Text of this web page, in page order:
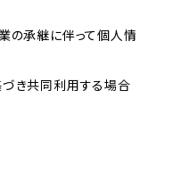
の承継に伴って個人情
づき共同利用する場合